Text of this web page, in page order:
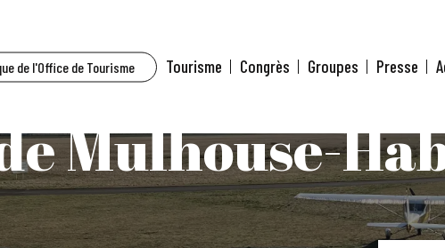
de l'Office de Tourisme Tourisme Congrès Groupes Presse
Mulhouse-